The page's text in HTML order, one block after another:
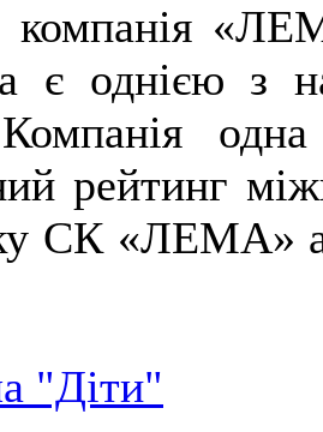
компанія
є однією з
рейтинг
СК «ЛЕМА»
"Діти"